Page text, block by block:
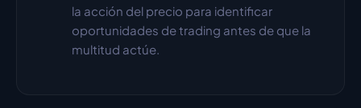
la acción del precio para identificar
oportunidades de trading antes de que la
multitud actúe.